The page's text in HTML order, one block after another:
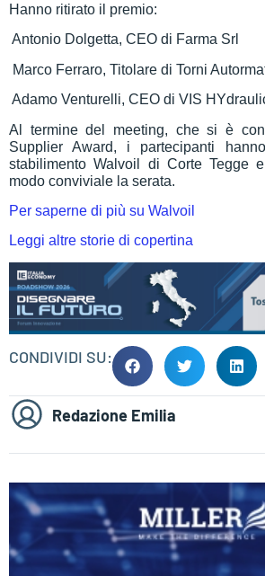
Hanno ritirato il premio:
 Antonio Dolgetta, CEO di Farma Srl
 Marco Ferraro, Titolare di Torni
 Adamo Venturelli, CEO di VIS
Al termine del meeting, che si è
Supplier Award, i partecipanti
stabilimento Walvoil di Corte Tegge
modo conviviale la serata.
Per saperne di più su Walvoil
Leggi altre storie di copertina
CONDIVIDI SU:
Redazione Emilia